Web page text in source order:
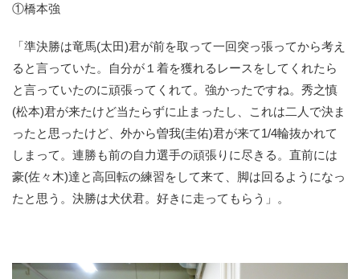
ご意見をお聞かせください
お問い合わせ
支払い方法、ポイント利用規約
車券は20歳になってから・のめり込む不安のある方のご相
談
よくある質問
①橋本強
「準決勝は竜馬(太田)君が前を取って一回突っ張ってから考え
ると言っていた。自分が１着を獲れるレースをしてくれたら
と言っていたのに頑張ってくれて。強かったですね。秀之慎
(松本)君が来たけど当たらずに止まったし、これは二人で決ま
ったと思ったけど、外から曽我(圭佑)君が来て1/4輪抜かれて
しまって。連勝も前の自力選手の頑張りに尽きる。直前には
豪(佐々木)達と高回転の練習をして来て、脚は回るようになっ
たと思う。決勝は犬伏君。好きに走ってもらう」。